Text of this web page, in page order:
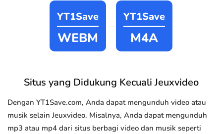
YT1Save
WEBM
YT1Save
M4A
Situs yang Didukung Kecuali Jeuxvideo
Dengan YT1Save.com, Anda dapat mengunduh video atau
musik selain Jeuxvideo. Misalnya, Anda dapat mengunduh
mp3 atau mp4 dari situs berbagi video dan musik seperti